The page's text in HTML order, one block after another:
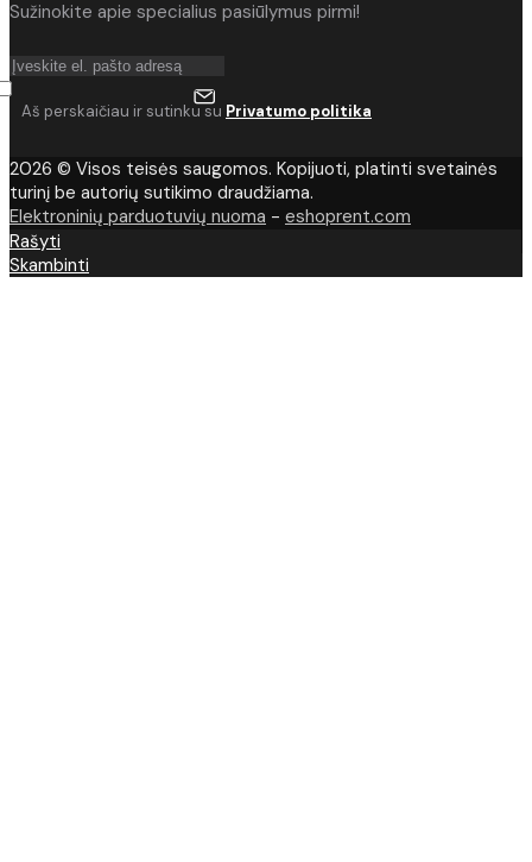
Sužinokite apie specialius pasiūlymus pirmi!
Aš perskaičiau ir sutinku su Privatumo politika
2026 © Visos teisės saugomos. Kopijuoti, platinti svetainės
turinį be autorių sutikimo draudžiama.
Elektroninių parduotuvių nuoma - eshoprent.com
Rašyti
Skambinti